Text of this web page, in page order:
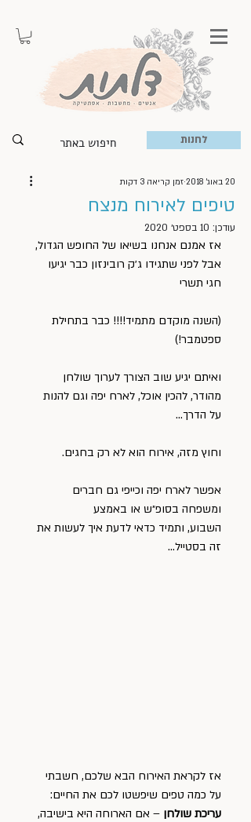
לחנות
טיפים לאירוח מנצח
20 באוג׳ 2018 זמן קריאה 3 דקות
עודכן: 10 בספט׳ 2020
אז אמנם אנחנו בשיאו של החופש הגדול,
אבל לפני שתגידו ג׳ק רובינזון כבר יגיעו
חגי תשרי
(השנה מוקדם מתמיד!!!! כבר בתחילת
ספטמבר!)
ואיתם יגיע שוב הצורך לערוך שולחן
מהודר, להכין אוכל, לארח יפה וגם להנות
על הדרך…
וחוץ מזה, אירוח הוא לא רק בחגים.
אפשר לארח יפה וכייפי גם חברים
ומשפחה בסופ״ש או באמצע
השבוע, ותמיד כדאי לדעת איך לעשות את
זה בסטייל…
אז לקראת האירוח הבא שלכם, חשבתי
על כמה טפים שיפשטו לכם את החיים:
עריכת שולחן – אם הארוחה היא בישיבה,